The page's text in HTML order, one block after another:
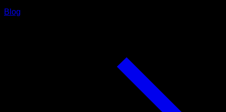
Blog